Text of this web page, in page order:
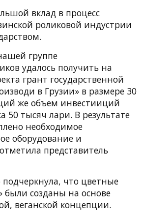
вклад в процесс
роликовой индустрии
группе
удалось получить на
грант государственной
в Грузии» в размере 30
же объем инвестииций
50 тысяч лари. В результате
необходимое
оборудование и
представитель
что цветные
были созданы на основе
веганской концепции.